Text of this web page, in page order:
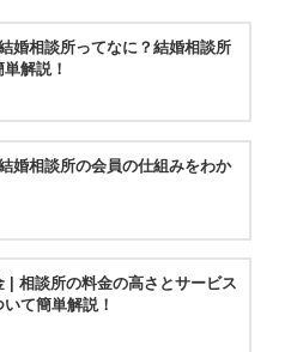
婚相談所ってなに？結婚相談所
解説！
婚相談所の会員の仕組みをわか
| 相談所の料金の高さとサービス
て簡単解説！